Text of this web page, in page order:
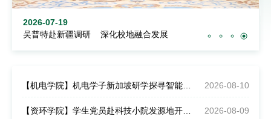
2026-07-23
学校召开“十五五”工作部署动员会
2026-08-10
【机电学院】机电学子新加坡研学探寻智能制造与智能农业前沿
2026-08-09
【资环学院】学生党员赴科技小院发源地开展主题研学